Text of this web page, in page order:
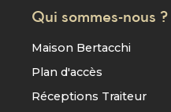
Qui sommes-nous ?
Maison Bertacchi
Plan d'accès
Réceptions Traiteur